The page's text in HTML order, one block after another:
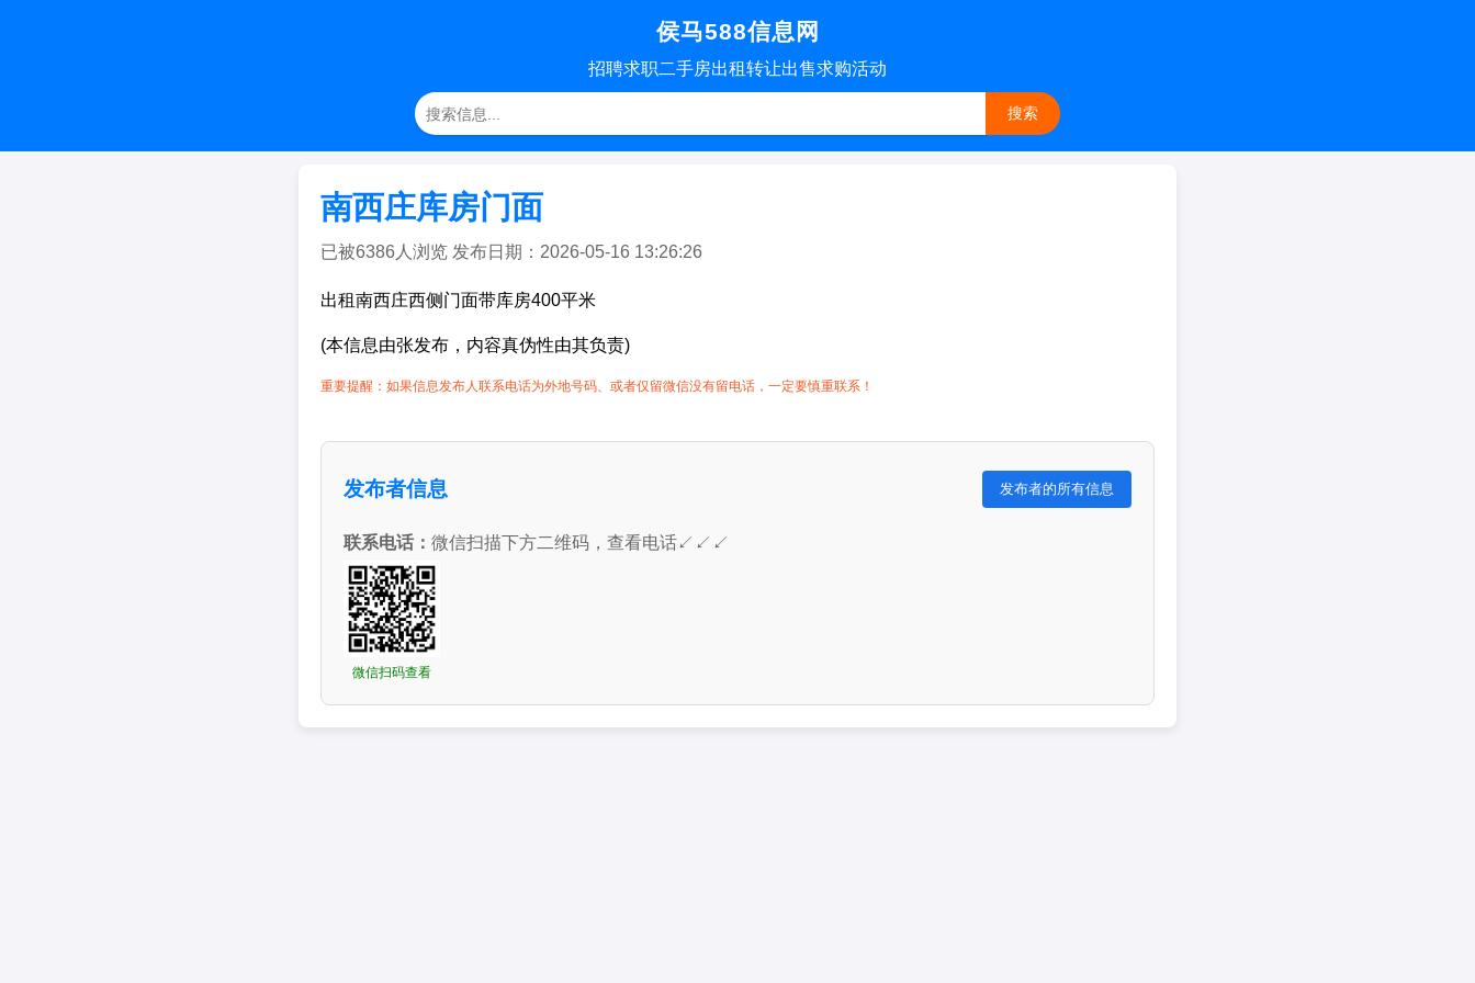
侯马588信息网
招聘求职二手房出租转让出售求购活动
搜索
南西庄库房门面
已被6386人浏览 发布日期：2026-05-16 13:26:26
出租南西庄西侧门面带库房400平米
(本信息由张发布，内容真伪性由其负责)
重要提醒：如果信息发布人联系电话为外地号码、或者仅留微信没有留电话，一定要慎重联系！
发布者信息 发布者的所有信息
联系电话： 微信扫描下方二维码，查看电话↙↙↙
微信扫码查看